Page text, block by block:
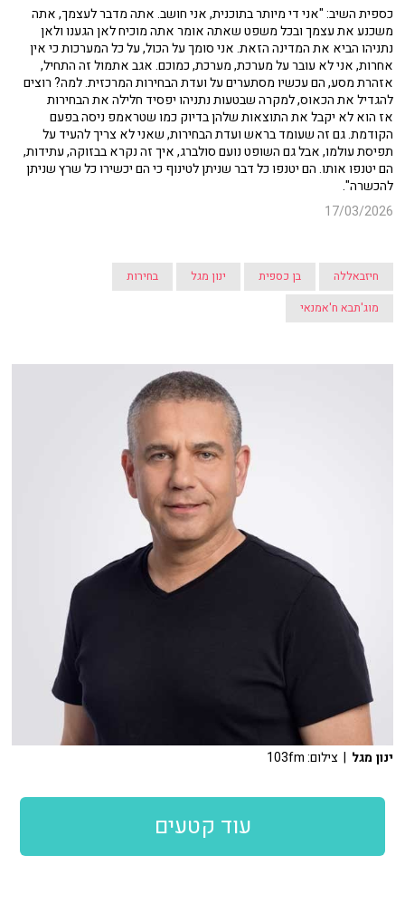
כספית השיב: "אני די מיותר בתוכנית, אני חושב. אתה מדבר לעצמך, אתה
משכנע את עצמך ובכל משפט שאתה אומר אתה מוכיח לאן הגענו ולאן
נתניהו הביא את המדינה הזאת. אני סומך על הכול, על כל המערכות כי אין
אחרות, אני לא עובר על מערכת, מערכת, כמוכם. אגב אתמול זה התחיל,
אזהרת מסע, הם עכשיו מסתערים על ועדת הבחירות המרכזית. למה? רוצים
להגדיל את הכאוס, למקרה שבטעות נתניהו יפסיד חלילה את הבחירות
אז הוא לא יקבל את התוצאות שלהן בדיוק כמו שטראמפ ניסה בפעם
הקודמת. גם זה שעומד בראש ועדת הבחירות, שאני לא צריך להעיד על
תפיסת עולמו, אבל גם השופט נועם סולברג, איך זה נקרא בבזוקה, עתידות,
הם יטנפו אותו. הם יטנפו כל דבר שניתן לטינוף כי הם יכשירו כל שרץ שניתן
להכשרה".
17/03/2026
חיזבאללה בן כספית ינון מגל
בחירות
מוג'תבא ח'אמנאי
ינון מגל | צילום: 103fm
עוד קטעים